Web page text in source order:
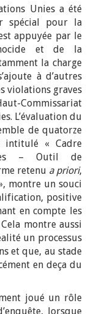
Unies a été
spécial pour la
appuyée par le
et de la
la charge
à d’autres
violations graves
Commissariat
L’évaluation du
de quatorze
intitulé « Cadre
– Outil de
retenu a priori,
montre un souci
positive
en compte les
montre aussi
un processus
et que, au stade
en deça du
joué un rôle
lorsque